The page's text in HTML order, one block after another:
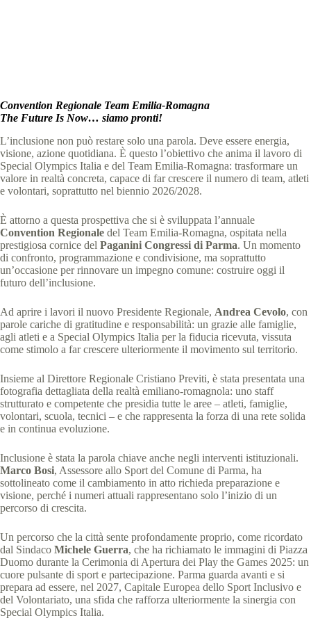
Convention Regionale Team Emilia-Romagna
The Future Is Now… siamo pronti!
L’inclusione non può restare solo una parola. Deve essere energia,
visione, azione quotidiana. È questo l’obiettivo che anima il lavoro di
Special Olympics Italia e del Team Emilia-Romagna: trasformare un
valore in realtà concreta, capace di far crescere il numero di team, atleti
e volontari, soprattutto nel biennio 2026/2028.
È attorno a questa prospettiva che si è sviluppata l’annuale
Convention Regionale del Team Emilia-Romagna, ospitata nella
prestigiosa cornice del Paganini Congressi di Parma. Un momento
di confronto, programmazione e condivisione, ma soprattutto
un’occasione per rinnovare un impegno comune: costruire oggi il
futuro dell’inclusione.
Ad aprire i lavori il nuovo Presidente Regionale, Andrea Cevolo, con
parole cariche di gratitudine e responsabilità: un grazie alle famiglie,
agli atleti e a Special Olympics Italia per la fiducia ricevuta, vissuta
come stimolo a far crescere ulteriormente il movimento sul territorio.
Insieme al Direttore Regionale Cristiano Previti, è stata presentata una
fotografia dettagliata della realtà emiliano-romagnola: uno staff
strutturato e competente che presidia tutte le aree – atleti, famiglie,
volontari, scuola, tecnici – e che rappresenta la forza di una rete solida
e in continua evoluzione.
Inclusione è stata la parola chiave anche negli interventi istituzionali.
Marco Bosi, Assessore allo Sport del Comune di Parma, ha
sottolineato come il cambiamento in atto richieda preparazione e
visione, perché i numeri attuali rappresentano solo l’inizio di un
percorso di crescita.
Un percorso che la città sente profondamente proprio, come ricordato
dal Sindaco Michele Guerra, che ha richiamato le immagini di Piazza
Duomo durante la Cerimonia di Apertura dei Play the Games 2025: un
cuore pulsante di sport e partecipazione. Parma guarda avanti e si
prepara ad essere, nel 2027, Capitale Europea dello Sport Inclusivo e
del Volontariato, una sfida che rafforza ulteriormente la sinergia con
Special Olympics Italia.